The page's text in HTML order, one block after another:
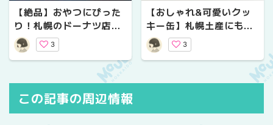
【絶品】おやつにぴった
り！札幌のドーナツ店5
選！行列のできる人気店
から、地元で愛される個
性派まで
3
【おしゃれ&可愛いクッ
キー缶】札幌土産にも、
自分用にも♡大人が心と
きめく、札幌クッキー缶
4選
3
この記事の周辺情報